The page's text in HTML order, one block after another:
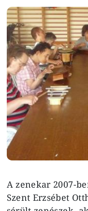
Image
A zenekar 2007-
Szent Erzsébet